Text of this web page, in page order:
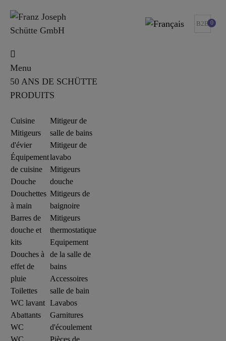
B2B 0
Menu
50 ANS DE SCHÜTTE
PRODUITS
Cuisine
Mitigeurs
d'évier
Équipement
de cuisine
Douche
Douchettes
à main
Barres de
douche et
kits
Douches à
effet de
pluie
Toilettes
WC lavant
Abattants
WC
WC
Mitigeur de
salle de bains
Mitigeur de
lavabo
Mitigeurs
douche
Mitigeurs de
baignoire
Mitigeurs
thermostatique
Equipement
de la salle de
bains
Accessoires
salle de bain
Lavabos
Garnitures
d'écoulement
Pièces de